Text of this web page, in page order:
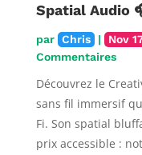
Spatial Audio
par Chris | Nov
Commentaires
Découvrez le
sans fil immersif
Fi. Son spatial
prix accessible :